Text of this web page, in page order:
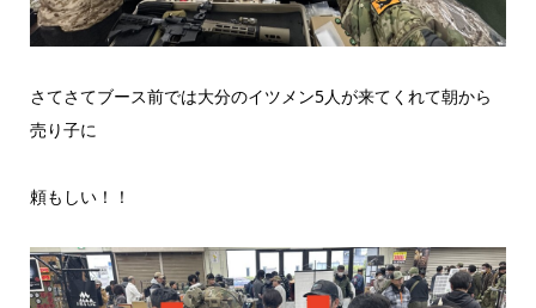
さてさてブース前では大分のイツメン5人が来てくれて朝から
売り子に
頼もしい！！